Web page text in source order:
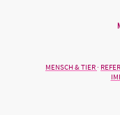
MENSCH & TIER·